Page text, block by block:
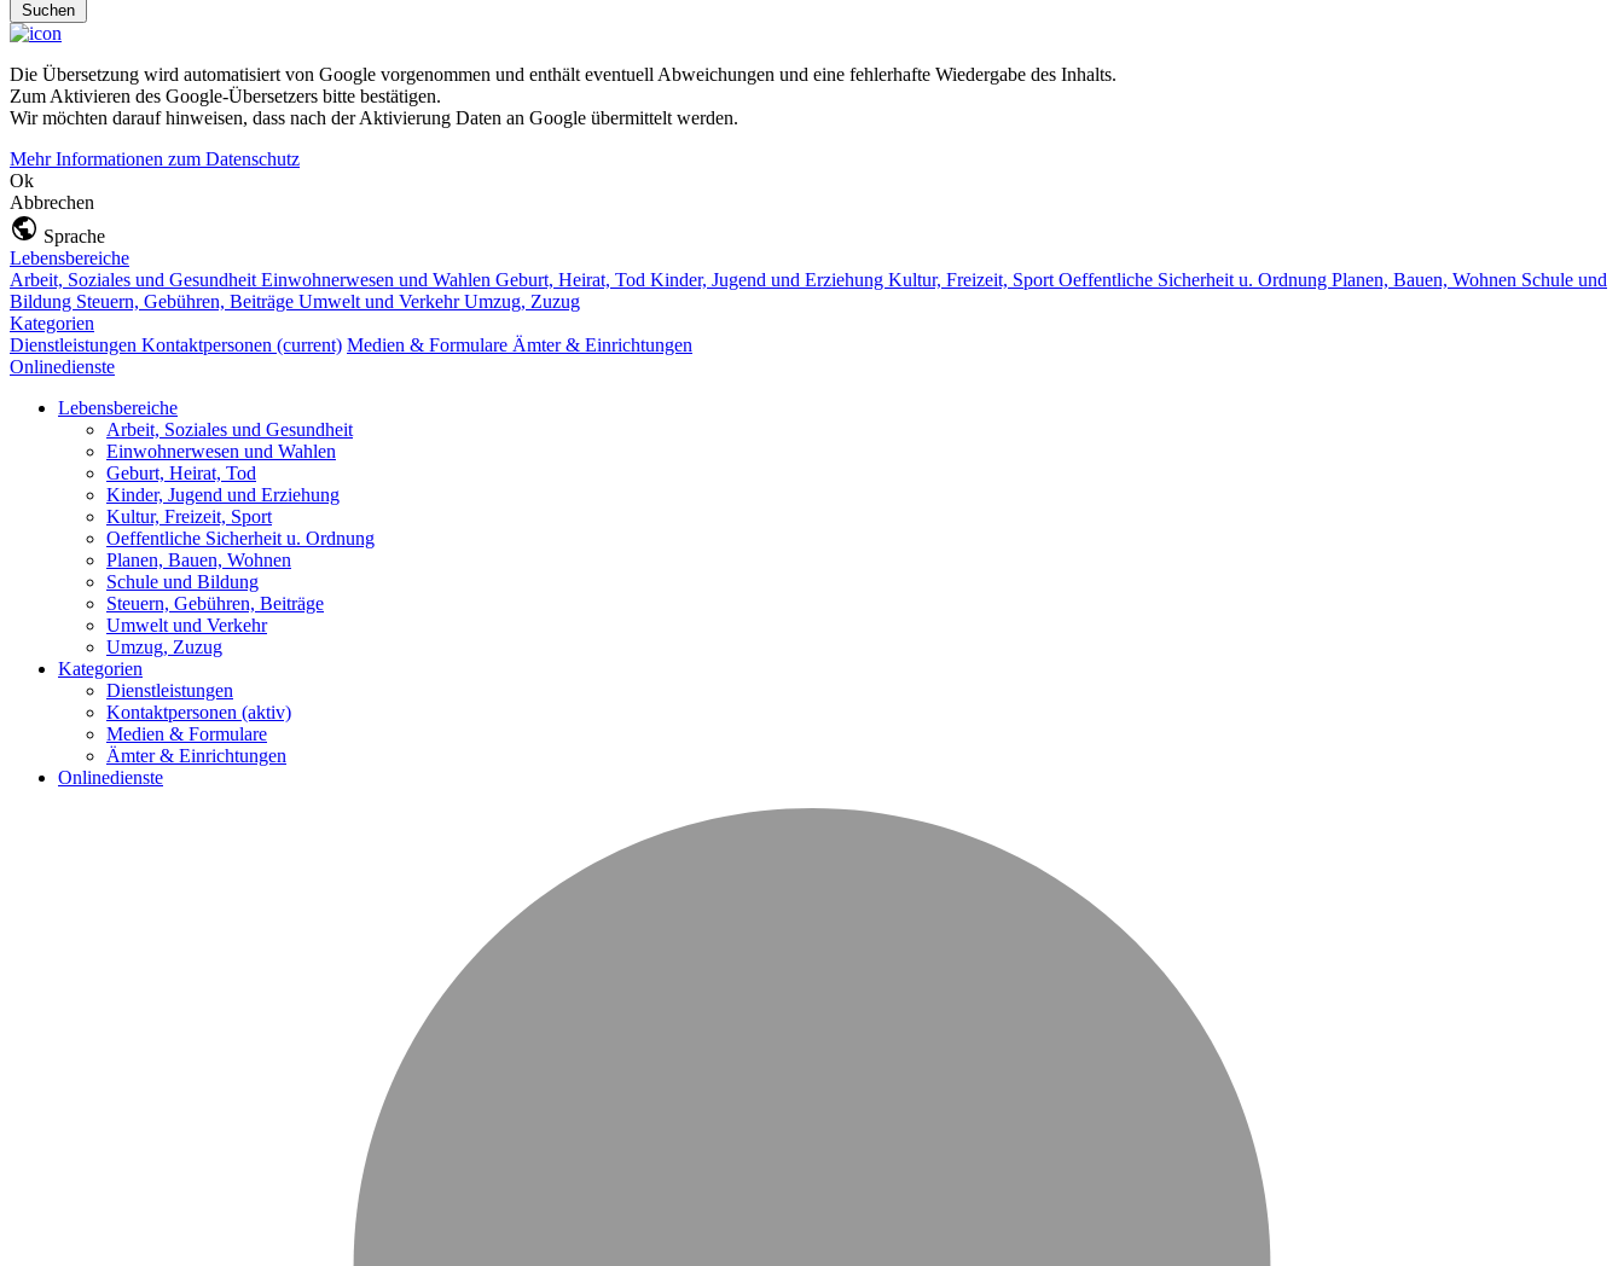
Suchen
Die Übersetzung wird automatisiert von Google vorgenommen und enthält eventuell Abweichungen und eine fehlerhafte Wiedergabe des Inhalts.
Zum Aktivieren des Google-Übersetzers bitte bestätigen.
Wir möchten darauf hinweisen, dass nach der Aktivierung Daten an Google übermittelt werden.
Mehr Informationen zum Datenschutz
Ok
Abbrechen
Sprache
Lebensbereiche
Arbeit, Soziales und Gesundheit Einwohnerwesen und Wahlen Geburt, Heirat, Tod Kinder, Jugend und Erziehung Kultur, Freizeit, Sport Oeffentliche Sicherheit u. Ordnung Planen, Bauen, Wohnen Schule und
Bildung Steuern, Gebühren, Beiträge Umwelt und VerkehrUmzug, Zuzug
Kategorien
Dienstleistungen Kontaktpersonen (current) Medien & Formulare Ämter & Einrichtungen
Onlinedienste
Lebensbereiche
Arbeit, Soziales und Gesundheit
Einwohnerwesen und Wahlen
Geburt, Heirat, Tod
Kinder, Jugend und Erziehung
Kultur, Freizeit, Sport
Oeffentliche Sicherheit u. Ordnung
Planen, Bauen, Wohnen
Schule und Bildung
Steuern, Gebühren, Beiträge
Umwelt und Verkehr
Umzug, Zuzug
Kategorien
Dienstleistungen
Kontaktpersonen (aktiv)
Medien & Formulare
Ämter & Einrichtungen
Onlinedienste